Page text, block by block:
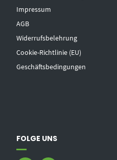
Impressum
AGB
Widerrufsbelehrung
Cookie-Richtlinie (EU)
Geschäftsbedingungen
FOLGE UNS